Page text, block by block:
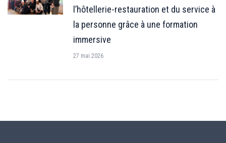
l’hôtellerie-restauration et du service à
la personne grâce à une formation
immersive
27 mai 2026